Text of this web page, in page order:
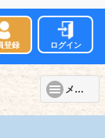
登録 ログイン
メニュー